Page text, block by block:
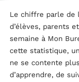
Le chiffre parle de
d’élèves, parents
semaine à Mon
cette statistique,
ne se contente
d’apprendre, de